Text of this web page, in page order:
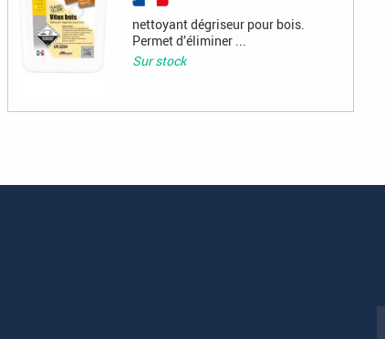
nettoyant dégriseur pour bois.
Permet d’éliminer ...
Sur stock